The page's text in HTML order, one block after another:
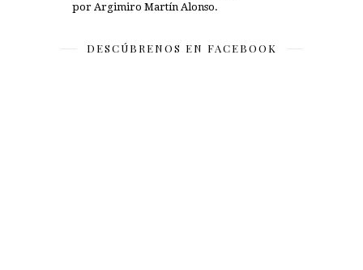
por Argimiro Martín Alonso.
DESCÚBRENOS EN FACEBOOK